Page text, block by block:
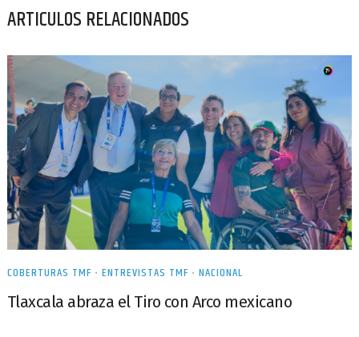
ARTICULOS RELACIONADOS
COBERTURAS TMF • ENTREVISTAS TMF • NACIONAL
Tlaxcala abraza el Tiro con Arco mexicano